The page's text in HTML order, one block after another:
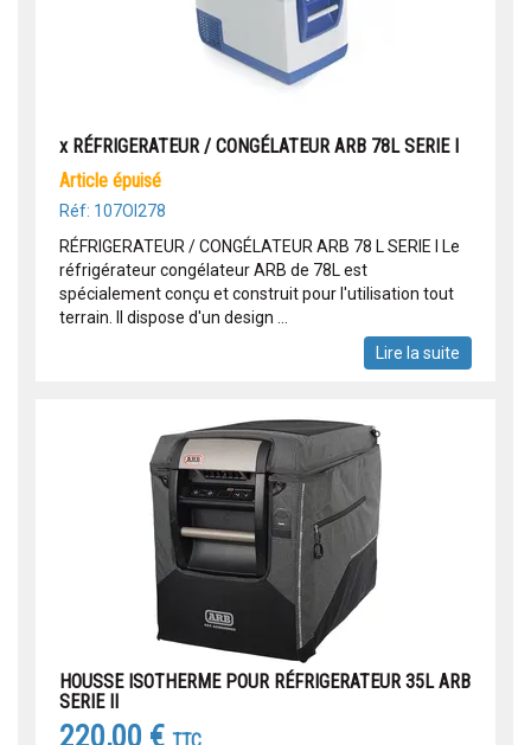
x RÉFRIGERATEUR / CONGÉLATEUR ARB 78L SERIE I
article épuisé
Réf: 107OI278
RÉFRIGERATEUR / CONGÉLATEUR ARB 78 L SERIE I Le
réfrigérateur congélateur ARB de 78L est
spécialement conçu et construit pour l'utilisation tout
terrain. Il dispose d'un design ...
Lire la suite
HOUSSE ISOTHERME POUR RÉFRIGERATEUR 35L ARB
SERIE II
220,00 €